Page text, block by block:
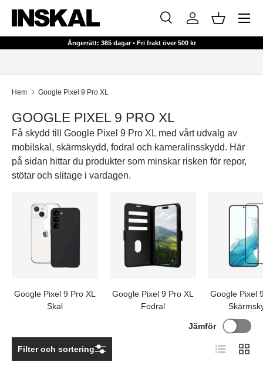
HOPPA TILL INNEHÅLL
Sök
Sök Logga inKorg
Meny
Ångerrätt: 365 dagar • Fri frakt över 500 kr
Hem Google Pixel 9 Pro XL
GOOGLE PIXEL 9 PRO XL
Få skydd till Google Pixel 9 Pro XL med vårt udvalg av
mobilskal, skärmskydd, fodral och kameralinsskydd. Här
på sidan hittar du produkter som minskar risken för repor,
stötar och slitage i vardagen.
Google Pixel 9 Pro XL
Skal
Google Pixel 9 Pro XL
Fodral
Google Pixel
Filter och sortering
Jämför
Lista